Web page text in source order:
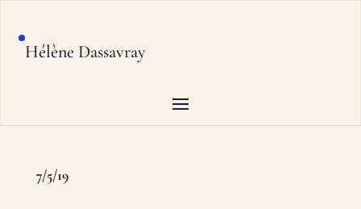
Hélène Dassavray
7/5/19